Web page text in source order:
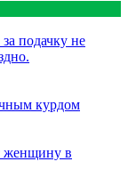
подачку не
курдом
женщину в